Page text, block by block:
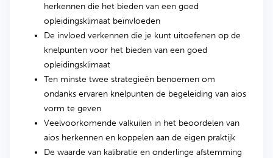
herkennen die het bieden van een goed
opleidingsklimaat beïnvloeden
De invloed verkennen die je kunt uitoefenen op de
knelpunten voor het bieden van een goed
opleidingsklimaat
Ten minste twee strategieën benoemen om
ondanks ervaren knelpunten de begeleiding van aios
vorm te geven
Veelvoorkomende valkuilen in het beoordelen van
aios herkennen en koppelen aan de eigen praktijk
De waarde van kalibratie en onderlinge afstemming